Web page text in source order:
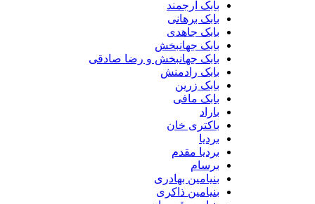
بابک ارجمند
بابک برهانی
بابک جاهدی
بابک جهانبخش
بابک جهانبخش و رضا صادقی
بابک رادمنش
بابک زرین
بابک مافی
باراد
باکتری خان
بردیا
بردیا مقدم
برسام
بنیامین بهادری
بنیامین ذاکری